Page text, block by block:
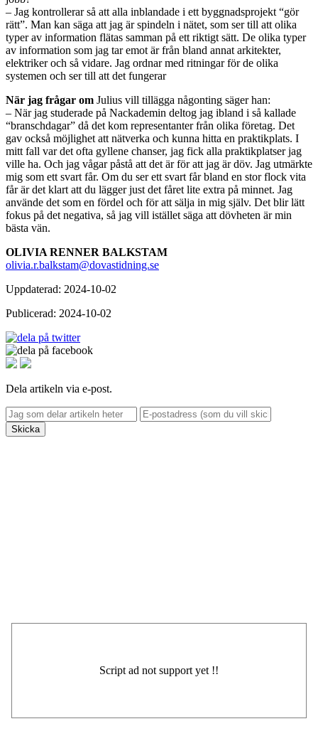
– Jag kontrollerar så att alla inblandade i ett byggnadsprojekt “gör
rätt”. Man kan säga att jag är spindeln i nätet, som ser till att olika
typer av information flätas samman på ett riktigt sätt. De olika typer
av information som jag tar emot är från bland annat arkitekter,
elektriker och så vidare. Jag ordnar med ritningar för de olika
systemen och ser till att det fungerar
När jag frågar om Julius vill tillägga någonting säger han:
– När jag studerade på Nackademin deltog jag ibland i så kallade
“branschdagar” då det kom representanter från olika företag. Det
gav också möjlighet att nätverka och kunna hitta en praktikplats. I
mitt fall var det ofta gyllene chanser, jag fick alla praktikplatser jag
ville ha. Och jag vågar påstå att det är för att jag är döv. Jag utmärkte
mig som ett svart får. Om du ser ett svart får bland en stor flock vita
får är det klart att du lägger just det fåret lite extra på minnet. Jag
använde det som en fördel och för att sälja in mig själv. Det blir lätt
fokus på det negativa, så jag vill istället säga att dövheten är min
bästa vän.
OLIVIA RENNER BALKSTAM
olivia.r.balkstam@dovastidning.se
Uppdaterad: 2024-10-02
Publicerad: 2024-10-02
Dela artikeln via e-post.
Skicka